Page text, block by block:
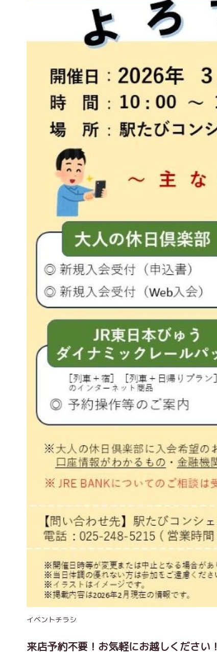
イベントチラシ
来店予約不要！お気軽にお越しください！